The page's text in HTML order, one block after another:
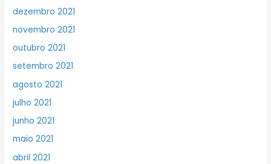
dezembro 2021
novembro 2021
outubro 2021
setembro 2021
agosto 2021
julho 2021
junho 2021
maio 2021
abril 2021